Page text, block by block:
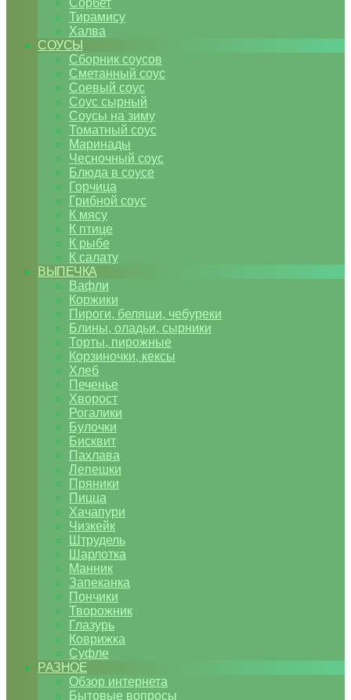
Сорбет
Тирамису
Халва
СОУСЫ
Сборник соусов
Сметанный соус
Соевый соус
Соус сырный
Соусы на зиму
Томатный соус
Маринады
Чесночный соус
Блюда в соусе
Горчица
Грибной соус
К мясу
К птице
К рыбе
К салату
ВЫПЕЧКА
Вафли
Коржики
Пироги, беляши, чебуреки
Блины, оладьи, сырники
Торты, пирожные
Корзиночки, кексы
Хлеб
Печенье
Хворост
Рогалики
Булочки
Бисквит
Пахлава
Лепешки
Пряники
Пицца
Хачапури
Чизкейк
Штрудель
Шарлотка
Манник
Запеканка
Пончики
Творожник
Глазурь
Коврижка
Суфле
РАЗНОЕ
Обзор интернета
Бытовые вопросы